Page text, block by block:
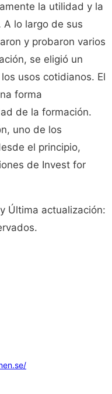
la utilidad y la
lo largo de sus
y probaron varios
se eligió un
usos cotidianos. El
forma
de la formación.
uno de los
el principio,
de Invest for
Última actualización: